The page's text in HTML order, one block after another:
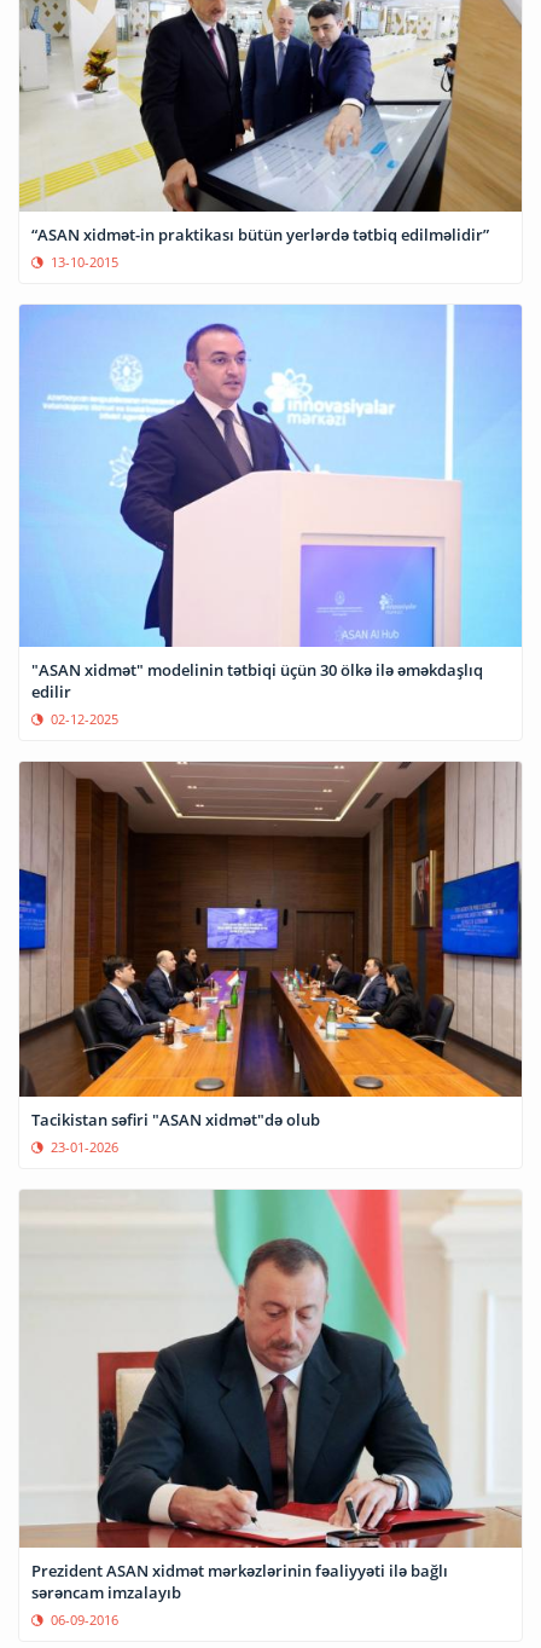
“ASAN xidmət-in praktikası bütün yerlərdə tətbiq edilməlidir”
13-10-2015
"ASAN xidmət" modelinin tətbiqi üçün 30 ölkə ilə əməkdaşlıq
edilir
02-12-2025
Tacikistan səfiri "ASAN xidmət"də olub
23-01-2026
Prezident ASAN xidmət mərkəzlərinin fəaliyyəti ilə bağlı
sərəncam imzalayıb
06-09-2016